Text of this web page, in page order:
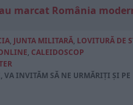
marcat România
, JUNTA MILITARĂ, LOVITURĂ DE
, CALEIDOSCOP
VA INVITĂM SĂ NE URMĂRIȚI ȘI PE